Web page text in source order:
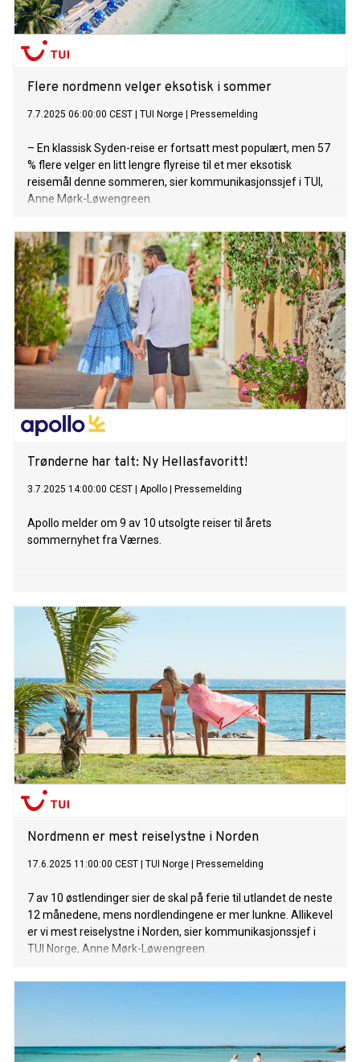
Flere nordmenn velger eksotisk i sommer
7.7.2025 06:00:00 CEST TUI Norge Pressemelding
– En klassisk Syden-reise er fortsatt mest populært, men 57
% flere velger en litt lengre flyreise til et mer eksotisk
reisemål denne sommeren, sier kommunikasjonssjef i TUI,
Anne Mørk-Løwengreen.
Trønderne har talt: Ny Hellasfavoritt!
3.7.2025 14:00:00 CEST Apollo Pressemelding
Apollo melder om 9 av 10 utsolgte reiser til årets
sommernyhet fra Værnes.
Nordmenn er mest reiselystne i Norden
17.6.2025 11:00:00 CEST TUI Norge Pressemelding
7 av 10 østlendinger sier de skal på ferie til utlandet de neste
12 månedene, mens nordlendingene er mer lunkne. Allikevel
er vi mest reiselystne i Norden, sier kommunikasjonssjef i
TUI Norge, Anne Mørk-Løwengreen.